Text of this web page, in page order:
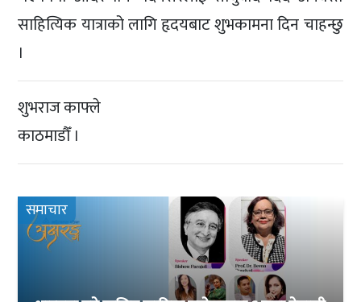
साहित्यिक यात्राको लागि हृदयबाट शुभकामना दिन चाहन्छु
।
शुभराज काफ्ले
काठमाडौँ ।
समाचार